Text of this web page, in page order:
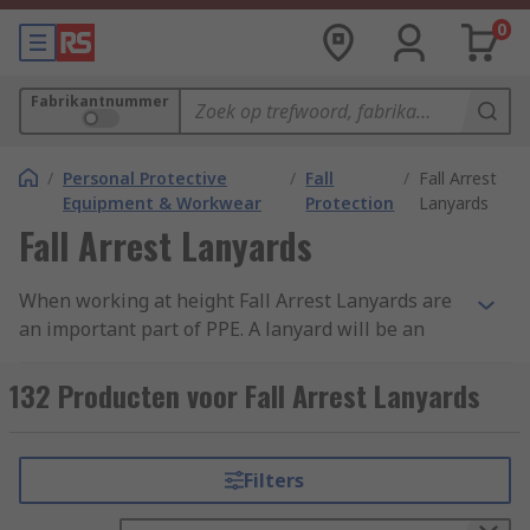
0
Fabrikantnummer
/ Personal Protective
Equipment & Workwear
/ Fall
Protection
/ Fall Arrest
Lanyards
Fall Arrest Lanyards
When working at height Fall Arrest Lanyards are
an important part of PPE. A lanyard will be an
work area and if you accidentally fall, a fall arrest
lanyard reduces your fall absorbing the force
ensure you read manufacturer instructions
supplied with fall arrest equipment and
132 Producten voor Fall Arrest Lanyards
Filters